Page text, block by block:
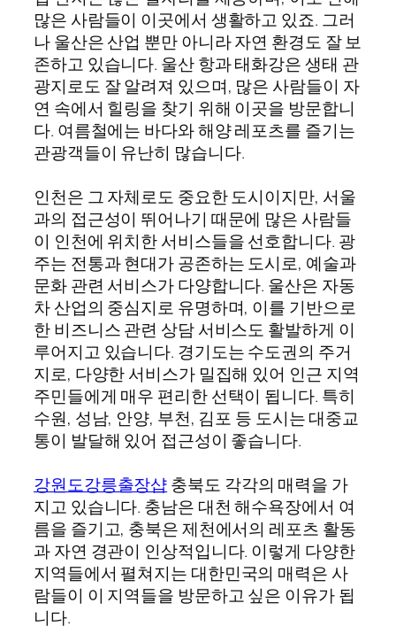
많은 사람들이 이곳에서 생활하고 있죠. 그러
나 울산은 산업 뿐만 아니라 자연 환경도 잘 보
존하고 있습니다. 울산 항과 태화강은 생태 관
광지로도 잘 알려져 있으며, 많은 사람들이 자
연 속에서 힐링을 찾기 위해 이곳을 방문합니
다. 여름철에는 바다와 해양 레포츠를 즐기는
관광객들이 유난히 많습니다.
인천은 그 자체로도 중요한 도시이지만, 서울
과의 접근성이 뛰어나기 때문에 많은 사람들
이 인천에 위치한 서비스들을 선호합니다. 광
주는 전통과 현대가 공존하는 도시로, 예술과
문화 관련 서비스가 다양합니다. 울산은 자동
차 산업의 중심지로 유명하며, 이를 기반으로
한 비즈니스 관련 상담 서비스도 활발하게 이
루어지고 있습니다. 경기도는 수도권의 주거
지로, 다양한 서비스가 밀집해 있어 인근 지역
주민들에게 매우 편리한 선택이 됩니다. 특히
수원, 성남, 안양, 부천, 김포 등 도시는 대중교
통이 발달해 있어 접근성이 좋습니다.
강원도강릉출장샵충북도 각각의 매력을 가
지고 있습니다. 충남은 대천 해수욕장에서 여
름을 즐기고, 충북은 제천에서의 레포츠 활동
과 자연 경관이 인상적입니다. 이렇게 다양한
지역들에서 펼쳐지는 대한민국의 매력은 사
람들이 이 지역들을 방문하고 싶은 이유가 됩
니다.